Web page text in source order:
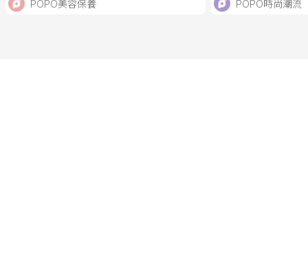
POPO美容保養 POPO時尚潮流